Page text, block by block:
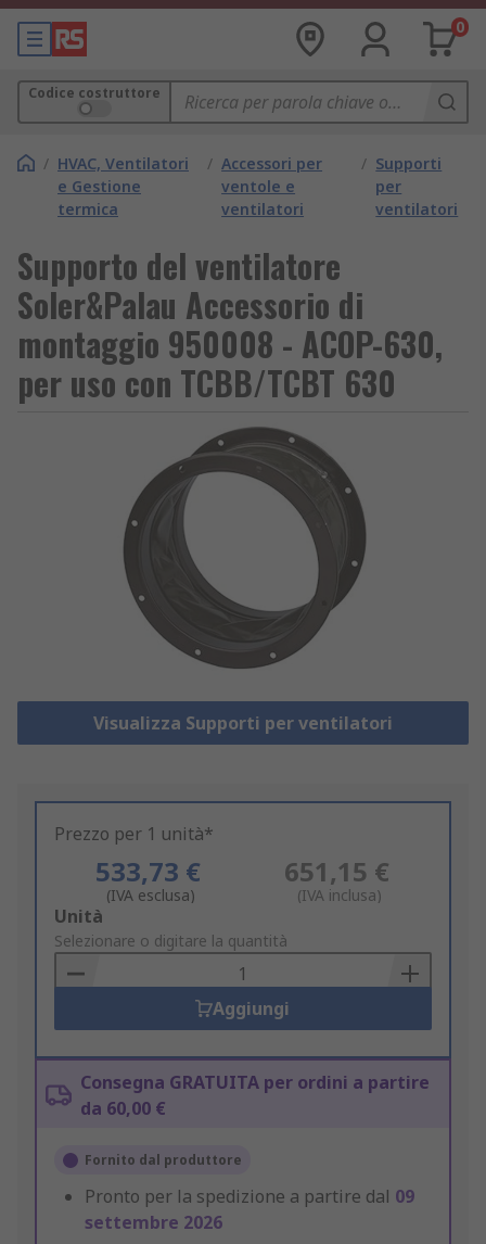
0
Codice costruttore
/ HVAC, Ventilatori
e Gestione
termica
/ Accessori per
ventole e
ventilatori
/ Supporti
per
ventilatori
Supporto del ventilatore
Soler&Palau Accessorio di
montaggio 950008 - ACOP-630,
per uso con TCBB/TCBT 630
Visualizza Supporti per ventilatori
Prezzo per 1 unità*
533,73 €
(IVA esclusa)
651,15 €
(IVA inclusa)
Add
to
Basket
Unità
Selezionare o digitare la quantità
Aggiungi
Consegna GRATUITA per ordini a partire
da 60,00 €
Fornito dal produttore
Pronto per la spedizione a partire dal 09
settembre 2026